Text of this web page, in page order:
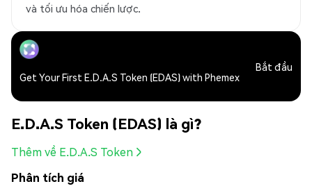
và tối ưu hóa chiến lược.
Get Your First E.D.A.S Token (EDAS) with Phemex
Bắt đầu
E.D.A.S Token (EDAS) là gì?
Thêm về E.D.A.S Token
Phân tích giá